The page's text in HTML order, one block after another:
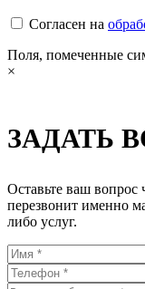
Согласен на
Поля, помеченные
×
ЗАДАТЬ
Оставьте ваш вопрос
перезвонит именно
либо услуг.